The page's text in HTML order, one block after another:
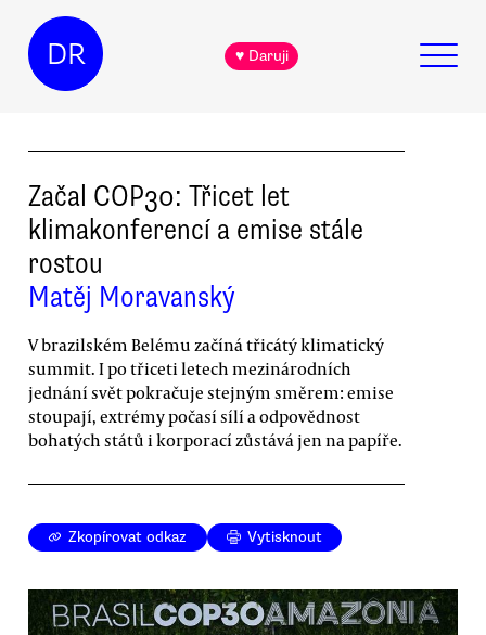
DR ♥ Daruji
Začal COP30: Třicet let
klimakonferencí a emise stále
rostou
Matěj Moravanský
V brazilském Belému začíná třicátý klimatický
summit. I po třiceti letech mezinárodních
jednání svět pokračuje stejným směrem: emise
stoupají, extrémy počasí sílí a odpovědnost
bohatých států i korporací zůstává jen na papíře.
Zkopírovat odkaz Vytisknout